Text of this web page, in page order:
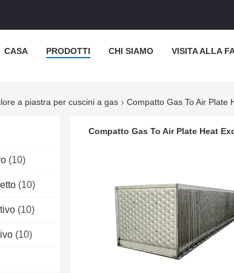
CASA PRODOTTI CHI SIAMO VISITA ALLA
a piastra per cuscini a gas Compatto Gas To Air Plate
(10)
(10)
(10)
(10)
Compatto Gas To Air Plate Heat